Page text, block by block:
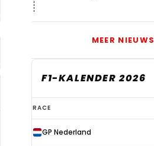
MEER NIEUWS
F1-KALENDER 2026
F1-
kalender
2026
RACE
GP Nederland